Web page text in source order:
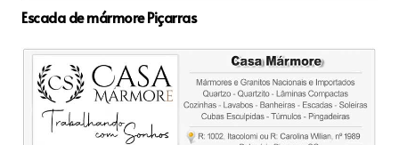
Escada de mármore Piçarras